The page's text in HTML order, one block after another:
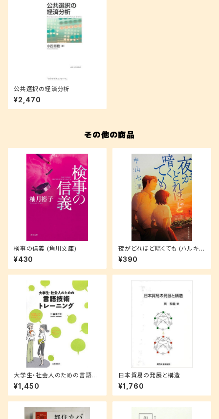
公共選択の経済分析
¥2,470
その他の商品
検事の信義 (角川文庫)
¥430
夜がどれほど暗くても (ハルキ文
庫 な 21-1)
¥390
大学生・社会人のための言語技
術トレーニング
¥1,450
日本貿易の発展と構造
¥1,760